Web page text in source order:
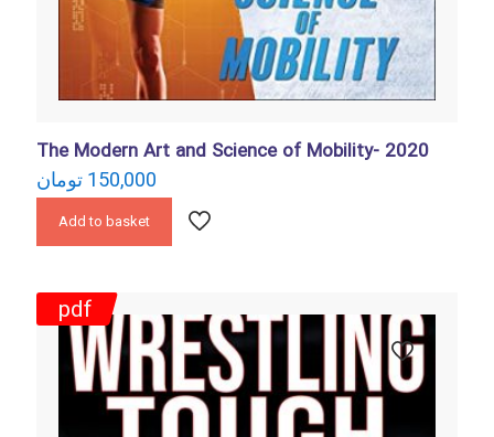
The Modern Art and Science of Mobility- 2020
150,000 تومان
Add to basket
pdf